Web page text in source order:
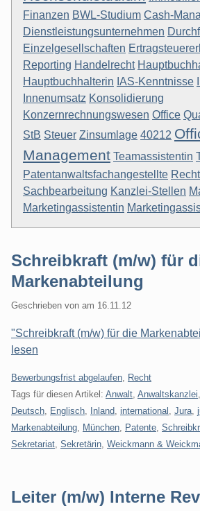
Finanzen BWL-Studium Cash-
Dienstleistungsunternehmen
Einzelgesellschaften
Reporting Handelrecht
Hauptbuchhalterin IAS-Kenntnisse
Innenumsatz Konsolidierung
Konzernrechnungswesen Office
StB Steuer Zinsumlage 40212
Management Teamassistentin
Patentanwaltsfachangestellte
Sachbearbeitung Kanzlei-Stellen
Marketingassistentin
Schreibkraft (m/w) für
Markenabteilung
Geschrieben von am 16.11.12
"Schreibkraft (m/w) für die
lesen
Kategorien:
Bewerbungsfrist abgelaufen
Recht
Tags für diesen Artikel: Anwalt Anwaltskanzlei
Deutsch
Englisch Inland international Jura
Markenabteilung
München Patente
Sekretariat Sekretärin Weickmann &
Leiter (m/w) Interne